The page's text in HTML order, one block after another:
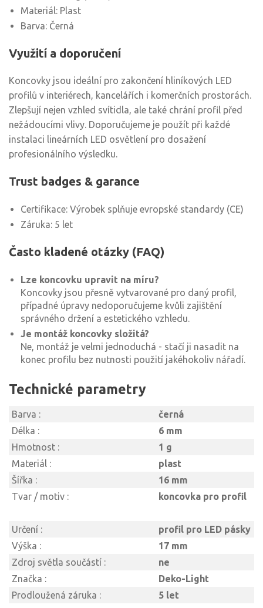
Materiál: Plast
Barva: Černá
Využití a doporučení
Koncovky jsou ideální pro zakončení hliníkových LED
profilů v interiérech, kancelářích i komerčních prostorách.
Zlepšují nejen vzhled svítidla, ale také chrání profil před
nežádoucími vlivy. Doporučujeme je použít při každé
instalaci lineárních LED osvětlení pro dosažení
profesionálního výsledku.
Trust badges & garance
Certifikace: Výrobek splňuje evropské standardy (CE)
Záruka: 5 let
Často kladené otázky (FAQ)
Lze koncovku upravit na míru?
Koncovky jsou přesně vytvarované pro daný profil,
případné úpravy nedoporučujeme kvůli zajištění
správného držení a estetického vzhledu.
Je montáž koncovky složitá?
Ne, montáž je velmi jednoduchá - stačí ji nasadit na
konec profilu bez nutnosti použití jakéhokoliv nářadí.
Technické parametry
Barva :
černá
Délka :
6 mm
Hmotnost :
1 g
Materiál :
plast
Šířka :
16 mm
Tvar / motiv :
koncovka pro profil
Určení :
profil pro LED pásky
Výška :
17 mm
Zdroj světla součástí :
ne
Značka :
Deko-Light
Prodloužená záruka :
5 let